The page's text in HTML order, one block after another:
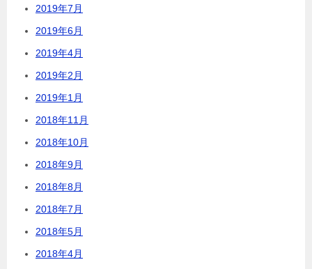
2019年7月
2019年6月
2019年4月
2019年2月
2019年1月
2018年11月
2018年10月
2018年9月
2018年8月
2018年7月
2018年5月
2018年4月